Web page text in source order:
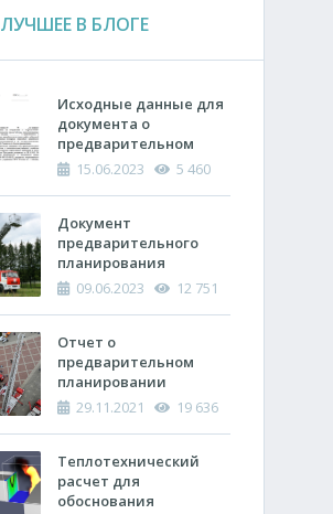
ЛУЧШЕЕ В БЛОГЕ
Исходные данные для
документа о
предварительном
планировании
подразделений по
тушению пожара
15.06.2023 5 460
Документ
предварительного
планирования
действий по тушению
спасательных работ
(ОПП)
09.06.2023 12 751
Отчет о
предварительном
планировании
действий пожарно-
тушению пожара и
проведению
аварийно-
29.11.2021 19 636
Теплотехнический
расчет ​для
обоснования